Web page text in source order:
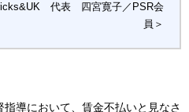
代表 四宮寛子／PSR会
員＞
導において、賃金不払いと見なさ